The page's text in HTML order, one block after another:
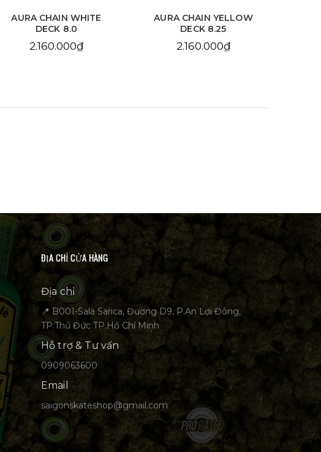
AURA CHAIN WHITE
DECK 8.0
2.160.000₫
AURA CHAIN YELLOW
DECK 8.25
2.160.000₫
ĐỊA CHỈ CỬA HÀNG
Địa chỉ
📍 B001-Sala Sarica, Đường D9, P.An Lợi Đông,
TP.Thủ Đức TP.Hồ Chí Minh
Hỗ trợ & Tư vấn
0909063600
Email
saigonskateshop@gmail.com